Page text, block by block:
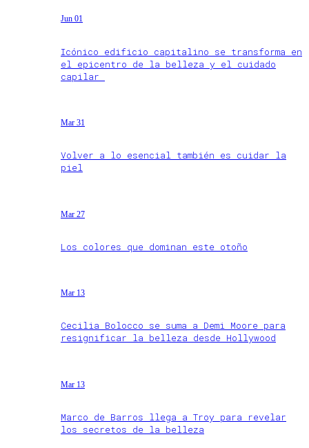
Jun 01
Icónico edificio capitalino se transforma en
el epicentro de la belleza y el cuidado
capilar
Mar 31
Volver a lo esencial también es cuidar la
piel
Mar 27
Los colores que dominan este otoño
Mar 13
Cecilia Bolocco se suma a Demi Moore para
resignificar la belleza desde Hollywood
Mar 13
Marco de Barros llega a Troy para revelar
los secretos de la belleza